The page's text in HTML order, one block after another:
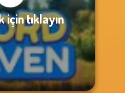
için tıklayın